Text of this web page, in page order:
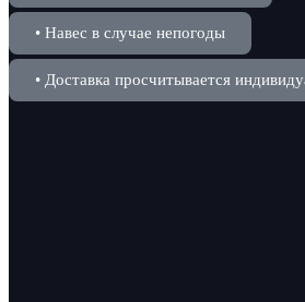
• Навес в случае непогоды
• Доставка просчитывается